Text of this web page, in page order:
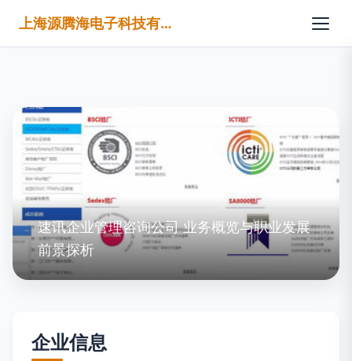
上海源腾海电子科技有限公司
速讯企业管理咨询公司 业务概览与职业发展
前景探析
企业信息